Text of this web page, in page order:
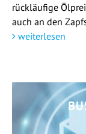
rückläufige
auch an den
weiterlesen